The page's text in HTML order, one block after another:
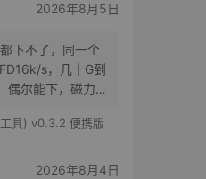
2026年8月5日
下不了，同一个
s，几十G到
偶尔能下，磁力、
软件，没什么作
具) v0.3.2 便携版
2026年8月4日